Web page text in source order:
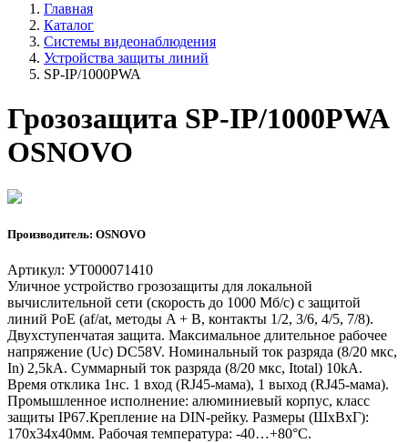
Главная
Каталог
Системы видеонаблюдения
Устройства защиты линий
SP-IP/1000PWA
Грозозащита SP-IP/1000PWA
OSNOVO
Производитель: OSNOVO
Артикул: УТ000071410
Уличное устройство грозозащиты для локальной
вычислительной сети (скорость до 1000 Мб/с) с защитой
линий PoE (af/at, методы A + B, контакты 1/2, 3/6, 4/5, 7/8).
Двухступенчатая защита. Максимальное длительное рабочее
напряжение (Uс) DC58V. Номинальный ток разряда (8/20 мкс,
In) 2,5kA. Суммарный ток разряда (8/20 мкс, Itotal) 10kA.
Время отклика 1нс. 1 вход (RJ45-мама), 1 выход (RJ45-мама).
Промышленное исполнение: алюминиевый корпус, класс
защиты IP67.Крепление на DIN-рейку. Размеры (ШхВхГ):
170x34x40мм. Рабочая температура: -40…+80°С.